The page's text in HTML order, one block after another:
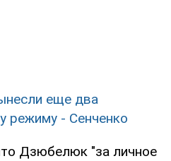
еще два
режиму - Сенченко
Дзюбелюк "за личное